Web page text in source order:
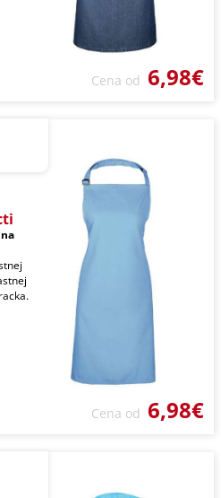
Cena od 6,98€
Cena od 6,98€